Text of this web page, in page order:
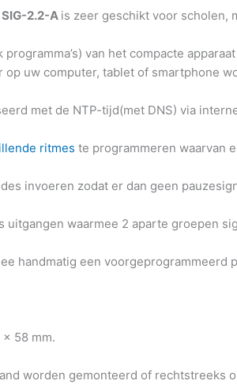
SIG-2.2-A is zeer geschikt voor scholen,
van het compacte
uw computer, tablet of smartphone
met de NTP-tijd(met DNS) via
ritmes te programmeren waarvan
invoeren zodat er dan geen
uitgangen waarmee 2 aparte groepen
handmatig een
x 58 mm.
worden gemonteerd of rechtstreeks